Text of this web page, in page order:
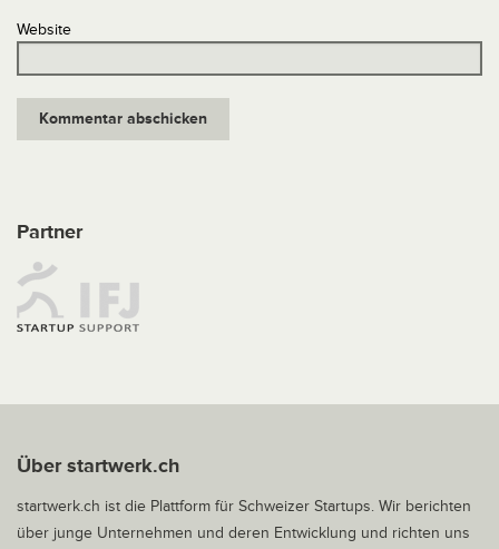
Website
Partner
Über startwerk.ch
startwerk.ch ist die Plattform für Schweizer Startups. Wir berichten
über junge Unternehmen und deren Entwicklung und richten uns